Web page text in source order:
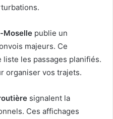
Moselle publie un
majeurs. Ce
les passages planifiés.
organiser vos trajets.
signalent la
Ces affichages